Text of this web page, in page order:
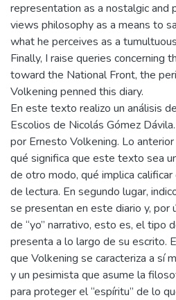
representation as a nostalgic and
views philosophy as a means to
what he perceives as a
Finally, I raise queries concerning
toward the National Front, the
Volkening penned this diary.
En este texto realizo un análisis
Escolios de Nicolás Gómez
por Ernesto Volkening. Lo
qué significa que este texto sea
de otro modo, qué implica
de lectura. En segundo lugar,
se presentan en este diario y, por
de “yo” narrativo, esto es, el tipo
presenta a lo largo de su escrito.
que Volkening se caracteriza a sí
y un pesimista que asume la
para proteger el “espíritu” de lo